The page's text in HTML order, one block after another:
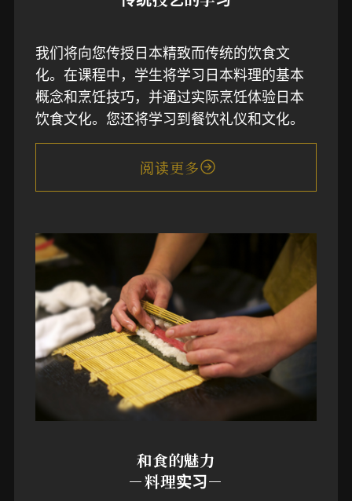
我们将向您传授日本精致而传统的饮食文
化。在课程中，学生将学习日本料理的基本
概念和烹饪技巧，并通过实际烹饪体验日本
饮食文化。您还将学习到餐饮礼仪和文化。
阅读更多
和食的魅力
－料理实习－